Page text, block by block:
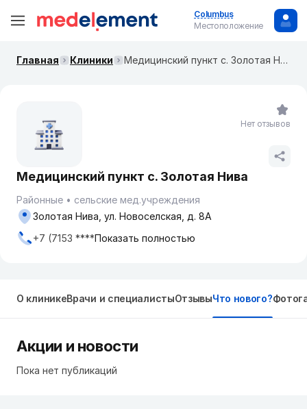
Columbus
Местоположение
Главная Клиники Медицинский пункт с. Золотая Нива
Медицинский пункт с. Золотая Нива
Районные
сельские мед.учреждения
Золотая Нива, ул. Новоселская, д. 8А
+7 (7153 ****Показать полностью
Нет отзывов
О клиникеВрачи и специалистыОтзывыЧто нового?
Акции и новости
Пока нет публикаций